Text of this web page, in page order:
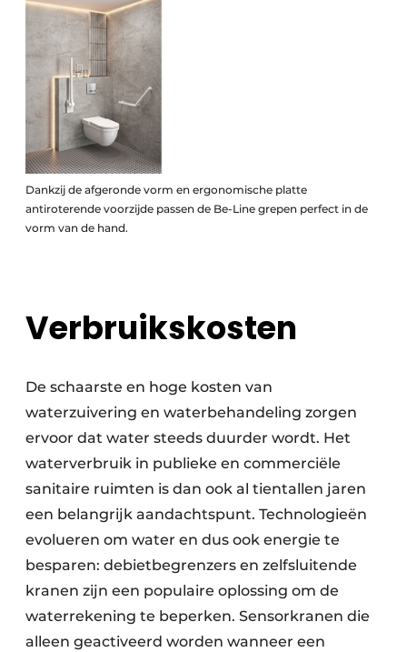
Dankzij de afgeronde vorm en ergonomische platte
antiroterende voorzijde passen de Be-Line grepen perfect in de
vorm van de hand.
Verbruikskosten
De schaarste en hoge kosten van
waterzuivering en waterbehandeling zorgen
ervoor dat water steeds duurder wordt. Het
waterverbruik in publieke en commerciële
sanitaire ruimten is dan ook al tientallen jaren
een belangrijk aandachtspunt. Technologieën
evolueren om water en dus ook energie te
besparen: debietbegrenzers en zelfsluitende
kranen zijn een populaire oplossing om de
waterrekening te beperken. Sensorkranen die
alleen geactiveerd worden wanneer een